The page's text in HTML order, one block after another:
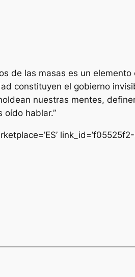
de las masas es un
constituyen el gobierno
nuestras mentes,
oído hablar.”